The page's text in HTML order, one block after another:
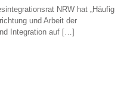
NRW hat „Häufig
und Arbeit der
Integration auf […]